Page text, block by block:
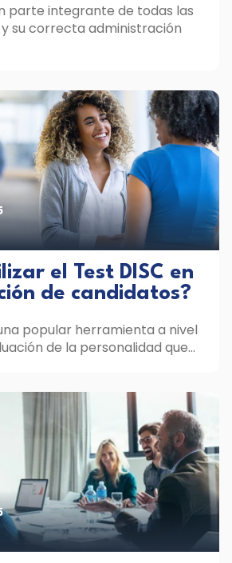
parte integrante de todas las
su correcta administración
el Test DISC en
de candidatos?
popular herramienta a nivel
de la personalidad que...